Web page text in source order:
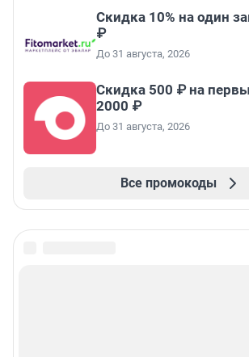
Скидка 10% на один
₽
До 31 августа, 2026
Скидка 500 ₽ на
2000 ₽
До 31 августа, 2026
Все промокоды